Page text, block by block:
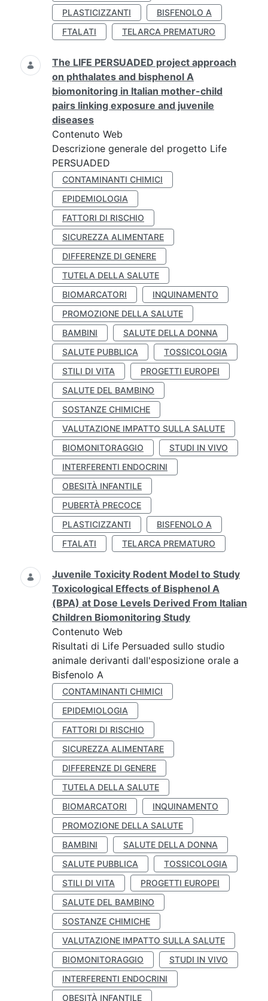
PLASTICIZZANTI
BISFENOLO A
FTALATI
TELARCA PREMATURO
The LIFE PERSUADED project approach
on phthalates and bisphenol A
biomonitoring in Italian mother-child
pairs linking exposure and juvenile
diseases
Contenuto Web
Descrizione generale del progetto Life
PERSUADED
CONTAMINANTI CHIMICI
EPIDEMIOLOGIA
FATTORI DI RISCHIO
SICUREZZA ALIMENTARE
DIFFERENZE DI GENERE
TUTELA DELLA SALUTE
BIOMARCATORI
INQUINAMENTO
PROMOZIONE DELLA SALUTE
BAMBINI
SALUTE DELLA DONNA
SALUTE PUBBLICA
TOSSICOLOGIA
STILI DI VITA
PROGETTI EUROPEI
SALUTE DEL BAMBINO
SOSTANZE CHIMICHE
VALUTAZIONE IMPATTO SULLA SALUTE
BIOMONITORAGGIO
STUDI IN VIVO
INTERFERENTI ENDOCRINI
OBESITÀ INFANTILE
PUBERTÀ PRECOCE
PLASTICIZZANTI
BISFENOLO A
FTALATI
TELARCA PREMATURO
Juvenile Toxicity Rodent Model to Study
Toxicological Effects of Bisphenol A
(BPA) at Dose Levels Derived From Italian
Children Biomonitoring Study
Contenuto Web
Risultati di Life Persuaded sullo studio
animale derivanti dall'esposizione orale a
Bisfenolo A
CONTAMINANTI CHIMICI
EPIDEMIOLOGIA
FATTORI DI RISCHIO
SICUREZZA ALIMENTARE
DIFFERENZE DI GENERE
TUTELA DELLA SALUTE
BIOMARCATORI
INQUINAMENTO
PROMOZIONE DELLA SALUTE
BAMBINI
SALUTE DELLA DONNA
SALUTE PUBBLICA
TOSSICOLOGIA
STILI DI VITA
PROGETTI EUROPEI
SALUTE DEL BAMBINO
SOSTANZE CHIMICHE
VALUTAZIONE IMPATTO SULLA SALUTE
BIOMONITORAGGIO
STUDI IN VIVO
INTERFERENTI ENDOCRINI
OBESITÀ INFANTILE